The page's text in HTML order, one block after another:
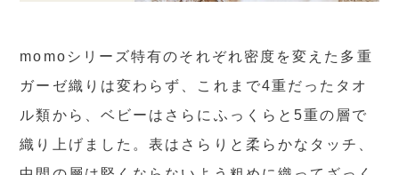
momoシリーズ特有のそれぞれ密度を変えた多重
ガーゼ織りは変わらず、これまで4重だったタオ
ル類から、ベビーはさらにふっくらと5重の層で
織り上げました。表はさらりと柔らかなタッチ、